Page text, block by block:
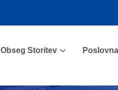
Obseg Storitev